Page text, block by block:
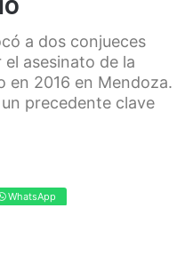
a dos conjueces
asesinato de la
en 2016 en Mendoza.
precedente clave
WhatsApp